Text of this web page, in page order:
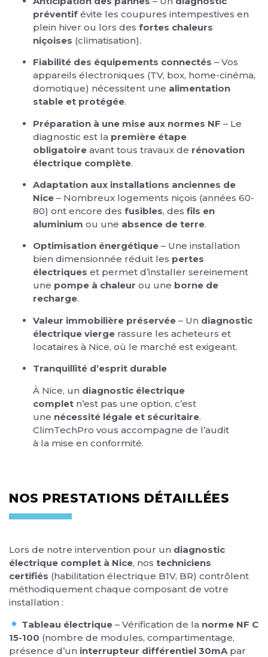
préventif évite les coupures intempestives en
plein hiver ou lors des fortes chaleurs
niçoises (climatisation).
Fiabilité des équipements connectés – Vos
appareils électroniques (TV, box, home-cinéma,
domotique) nécessitent une alimentation
stable et protégée.
Préparation à une mise aux normes NF – Le
diagnostic est la première étape
obligatoire avant tous travaux de rénovation
électrique complète.
Adaptation aux installations anciennes de
Nice – Nombreux logements niçois (années 60-
80) ont encore des fusibles, des fils en
aluminium ou une absence de terre.
Optimisation énergétique – Une installation
bien dimensionnée réduit les pertes
électriques et permet d’installer sereinement
une pompe à chaleur ou une borne de
recharge.
Valeur immobilière préservée – Un diagnostic
électrique vierge rassure les acheteurs et
locataires à Nice, où le marché est exigeant.
Tranquillité d’esprit durable
À Nice, un diagnostic électrique
complet n’est pas une option, c’est
une nécessité légale et sécuritaire.
ClimTechPro vous accompagne de l’audit
à la mise en conformité.
NOS PRESTATIONS DÉTAILLÉES
Lors de notre intervention pour un diagnostic
électrique complet à Nice, nos techniciens
certifiés (habilitation électrique B1V, BR) contrôlent
méthodiquement chaque composant de votre
installation :
Tableau électrique – Vérification de la norme NF C
15-100 (nombre de modules, compartimentage,
présence d’un interrupteur différentiel 30mA par